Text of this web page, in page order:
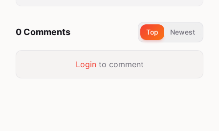
0 Comments Top Newest
Loginto comment